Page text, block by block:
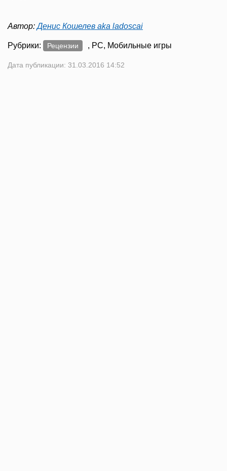
Автор:Денис Кошелев aka ladoscai
Рубрики: Рецензии , PC, Мобильные игры
Дата публикации: 31.03.2016 14:52